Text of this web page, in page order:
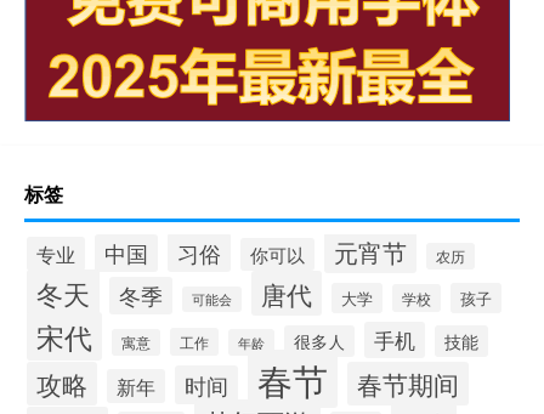
标签
专业 中国 习俗 你可以 元宵节 农历
冬天 冬季 可能会 唐代 大学 学校 孩子
宋代 寓意 工作 年龄 很多人 手机 技能
攻略 新年 时间 春节 春节期间